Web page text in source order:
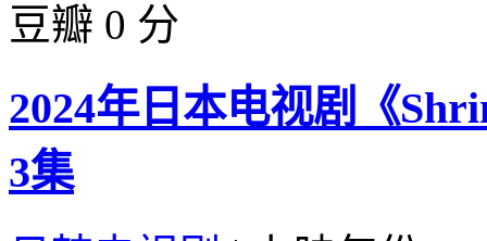
豆瓣 0 分
2024年日本电视剧《
3集